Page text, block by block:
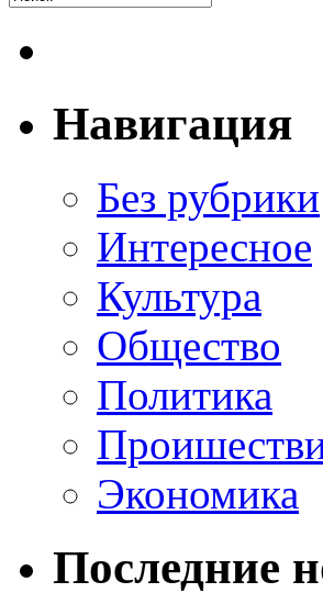
Навигация
Без рубрики
Интересное
Культура
Общество
Политика
Экономика
Последние